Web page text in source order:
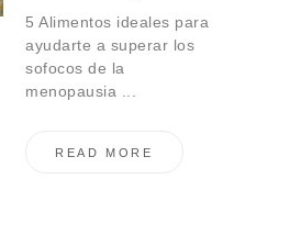
5 Alimentos ideales para
ayudarte a superar los
sofocos de la
menopausia ...
READ MORE